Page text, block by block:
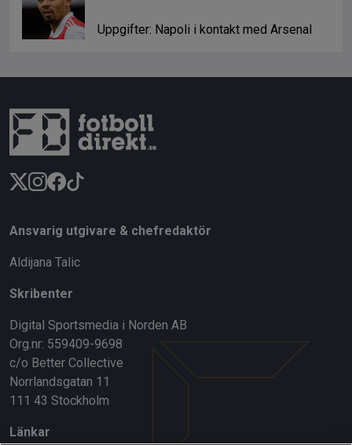
Uppgifter: Napoli i kontakt med Arsenal
Ansvarig utgivare & chefredaktör
Aldijana Talic
Skribenter
Digital Sportsmedia i Norden AB
Org.nr: 559409-9698
c/o Better Collective
Norrlandsgatan 11
111 43 Stockholm
Länkar